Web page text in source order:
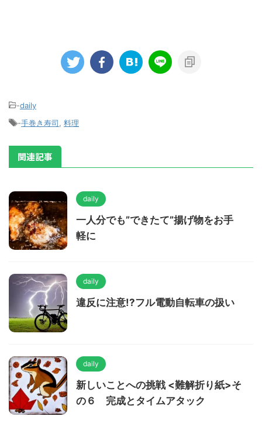
-daily
-手巻き寿司 料理
関連記事
daily
一人分でも”できたて”揚げ物をお手
軽に
daily
違反に注意!?フル電動自転車の扱い
daily
新しいことへの挑戦 <難解折り紙>そ
の６ 完成とタイムアタック